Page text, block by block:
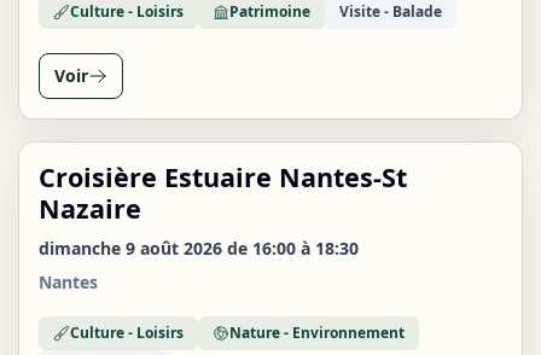
Culture - Loisirs Patrimoine Visite - Balade
Voir
DIM
09
Croisière Estuaire Nantes-St
Nazaire
dimanche 9 août 2026 de 16:00 à 18:30
Nantes
Culture - Loisirs
Nature - Environnement